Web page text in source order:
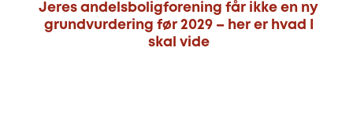
Jeres andelsboligforening får ikke en ny
grundvurdering før 2029 – her er hvad I
skal vide